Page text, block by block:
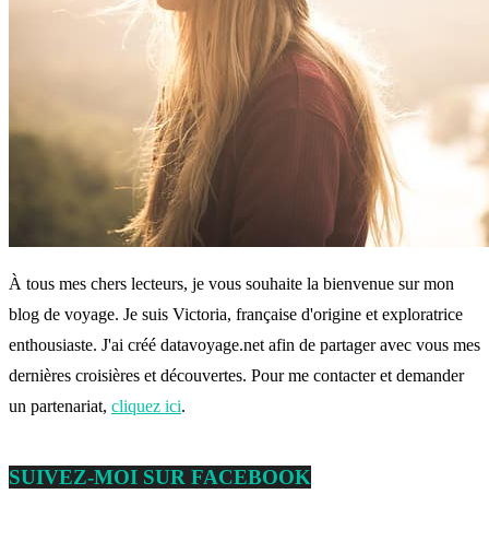
À tous mes chers lecteurs, je vous souhaite la bienvenue sur mon
blog de voyage. Je suis Victoria, française d'origine et exploratrice
enthousiaste. J'ai créé datavoyage.net afin de partager avec vous mes
dernières croisières et découvertes. Pour me contacter et demander
un partenariat, cliquez ici.
SUIVEZ-MOI SUR FACEBOOK